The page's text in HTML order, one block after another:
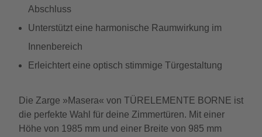
Abschluss
Unterstützt eine harmonische Raumwirkung im
Innenbereich
Erleichtert eine optisch stimmige Türgestaltung
Die Zarge »Masera« von TÜRELEMENTE BORNE ist
die perfekte Wahl für deine Zimmertüren. Mit einer
Höhe von 1985 mm und einer Breite von 985 mm